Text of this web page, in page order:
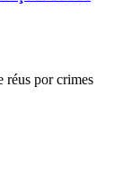
réus por crimes